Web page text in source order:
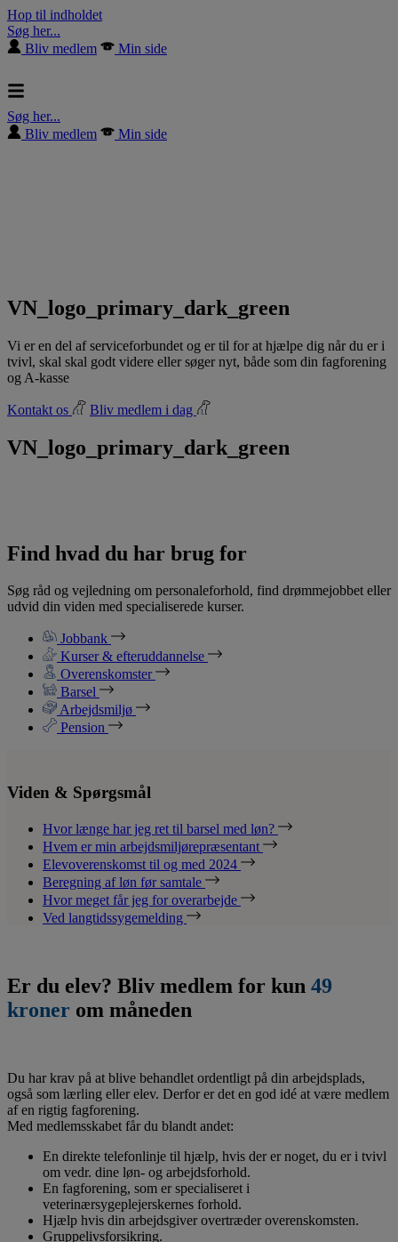
Hop til indholdet
Søg her...
Bliv medlem
Min side
Søg her...
Bliv medlem
Min side
VN_logo_primary_dark_green
Vi er en del af serviceforbundet og er til for at hjælpe dig når du er i
tvivl, skal skal godt videre eller søger nyt, både som din fagforening
og A-kasse
Kontakt os Bliv medlem i dag
VN_logo_primary_dark_green
Find hvad du har brug for
Søg råd og vejledning om personaleforhold, find drømmejobbet eller
udvid din viden med specialiserede kurser.
Jobbank
Kurser & efteruddannelse
Overenskomster
Barsel
Arbejdsmiljø
Pension
Viden & Spørgsmål
Hvor længe har jeg ret til barsel med løn?
Hvem er min arbejdsmiljørepræsentant
Elevoverenskomst til og med 2024
Beregning af løn før samtale
Hvor meget får jeg for overarbejde
Ved langtidssygemelding
Er du elev? Bliv medlem for kun 49
kroner om måneden
Du har krav på at blive behandlet ordentligt på din arbejdsplads,
også som lærling eller elev. Derfor er det en god idé at være medlem
af en rigtig fagforening.
Med medlemsskabet får du blandt andet:
En direkte telefonlinje til hjælp, hvis der er noget, du er i tvivl
om vedr. dine løn- og arbejdsforhold.
En fagforening, som er specialiseret i
veterinærsygeplejerskernes forhold.
Hjælp hvis din arbejdsgiver overtræder overenskomsten.
Gruppelivsforsikring.